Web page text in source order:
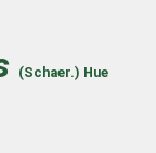
(Schaer.) Hue